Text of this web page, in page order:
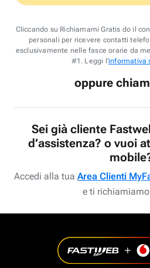
Cliccando su Richiamami Gratis do il
personali per ricevere contatti
esclusivamente nelle fasce orarie da
#1. Leggi l'informativa
oppure
Sei già cliente
d’assistenza? o vuoi
Accedi alla tua Area Clienti
e ti